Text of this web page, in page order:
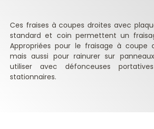
Ces fraises à coupes droites avec
standard et coin permettent un
Appropriées pour le fraisage à coupe
mais aussi pour rainurer sur
utiliser avec défonceuses
stationnaires.